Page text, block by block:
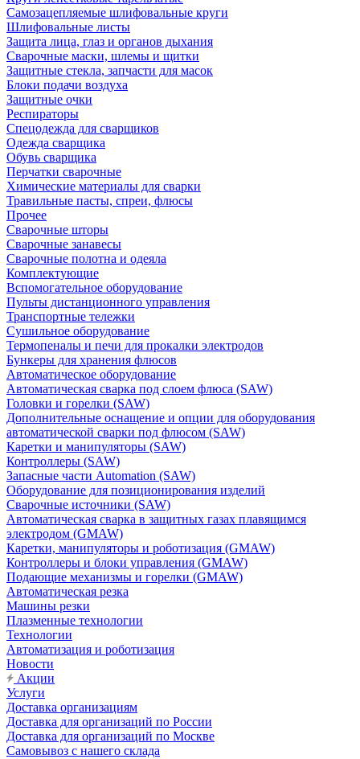
Самозацепляемые шлифовальные круги
Шлифовальные листы
Защита лица, глаз и органов дыхания
Сварочные маски, шлемы и щитки
Защитные стекла, запчасти для масок
Блоки подачи воздуха
Защитные очки
Респираторы
Спецодежда для сварщиков
Одежда сварщика
Обувь сварщика
Перчатки сварочные
Химические материалы для сварки
Травильные пасты, спреи, флюсы
Прочее
Сварочные шторы
Сварочные занавесы
Сварочные полотна и одеяла
Комплектующие
Вспомогательное оборудование
Пульты дистанционного управления
Транспортные тележки
Сушильное оборудование
Термопеналы и печи для прокалки электродов
Бункеры для хранения флюсов
Автоматическое оборудование
Автоматическая сварка под слоем флюса (SAW)
Головки и горелки (SAW)
Дополнительные оснащение и опции для оборудования
автоматической сварки под флюсом (SAW)
Каретки и манипуляторы (SAW)
Контроллеры (SAW)
Запасные части Automation (SAW)
Оборудование для позиционирования изделий
Сварочные источники (SAW)
Автоматическая сварка в защитных газах плавящимся
электродом (GMAW)
Каретки, манипуляторы и роботизация (GMAW)
Контроллеры и блоки управления (GMAW)
Подающие механизмы и горелки (GMAW)
Автоматическая резка
Машины резки
Плазменные технологии
Технологии
Автоматизация и роботизация
Новости
Акции
Услуги
Доставка организациям
Доставка для организаций по России
Доставка для организаций по Москве
Самовывоз с нашего склада